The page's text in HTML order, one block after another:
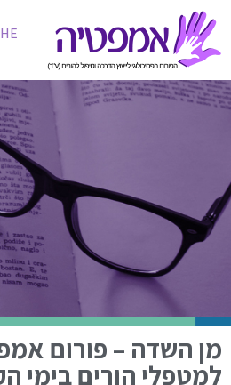
HE
מן השדה – פורום
למטפלי הורים בימי